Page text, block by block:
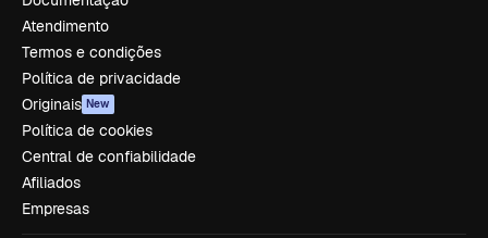
Atendimento
Termos e condições
Política de privacidade
Originais New
Política de cookies
Central de confiabilidade
Afiliados
Empresas